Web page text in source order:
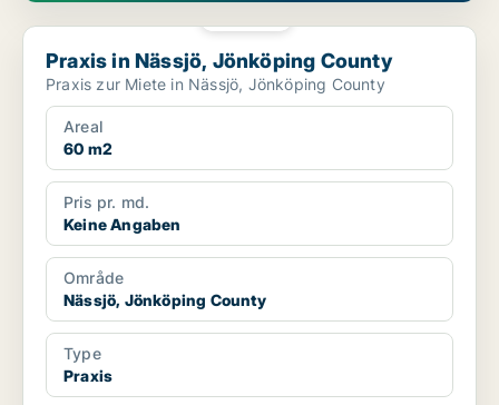
Praxis in Nässjö, Jönköping County
Praxis in Nässjö, Jönköping County
Praxis zur Miete in Nässjö, Jönköping County
Areal
60 m2
Pris pr. md.
Keine Angaben
Område
Nässjö, Jönköping County
Type
Praxis